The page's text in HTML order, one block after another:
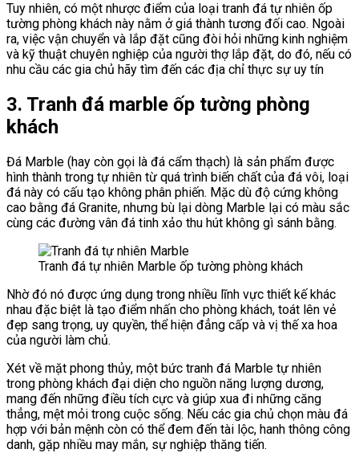
Tuy nhiên, có một nhược điểm của loại tranh đá tự nhiên ốp
tường phòng khách này nằm ở giá thành tương đối cao. Ngoài
ra, việc vận chuyển và lắp đặt cũng đòi hỏi những kinh nghiệm
và kỹ thuật chuyên nghiệp của người thợ lắp đặt, do đó, nếu có
nhu cầu các gia chủ hãy tìm đến các địa chỉ thực sự uy tín
3. Tranh đá marble ốp tường phòng
khách
Đá Marble (hay còn gọi là đá cẩm thạch) là sản phẩm được
hình thành trong tự nhiên từ quá trình biến chất của đá vôi, loại
đá này có cấu tạo không phân phiến. Mặc dù độ cứng không
cao bằng đá Granite, nhưng bù lại dòng Marble lại có màu sắc
cùng các đường vân đá tinh xảo thu hút không gì sánh bằng.
Tranh đá tự nhiên Marble ốp tường phòng khách
Nhờ đó nó được ứng dụng trong nhiều lĩnh vực thiết kế khác
nhau đặc biệt là tạo điểm nhấn cho phòng khách, toát lên vẻ
đẹp sang trọng, uy quyền, thể hiện đẳng cấp và vị thế xa hoa
của người làm chủ.
Xét về mặt phong thủy, một bức tranh đá Marble tự nhiên
trong phòng khách đại diện cho nguồn năng lượng dương,
mang đến những điều tích cực và giúp xua đi những căng
thẳng, mệt mỏi trong cuộc sống. Nếu các gia chủ chọn màu đá
hợp với bản mệnh còn có thể đem đến tài lộc, hanh thông công
danh, gặp nhiều may mắn, sự nghiệp thăng tiến.